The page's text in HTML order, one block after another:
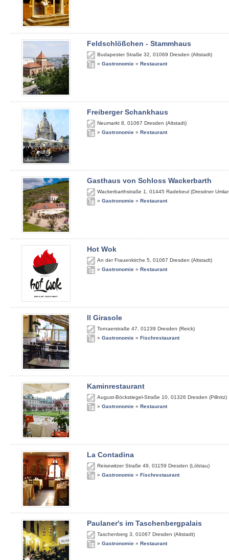
Feldschlößchen - Stammhaus
Budapester Straße 32 01069 Dresden (Altstadt)
» Gastronomie » Restaurant
Freiberger Schankhaus
Neumarkt 8 01067 Dresden (Altstadt)
» Gastronomie » Restaurant
Gasthaus von Schloss Wackerbarth
Wackerbarthstraße 1 01445 Radebeul (Dresdner
» Gastronomie » Restaurant
Hot Wok
An der Frauenkirche 5 01067 Dresden (Altstadt)
» Gastronomie » Restaurant
Il Girasole
Tornaerstraße 47 01239 Dresden (Reick)
» Gastronomie » Fischrestaurant
Kaminrestaurant
August-Böckstiegel-Straße 10 01326 Dresden (Pillnitz)
» Gastronomie » Restaurant
La Contadina
Reisewitzer Straße 49 01159 Dresden (Löbtau)
» Gastronomie » Fischrestaurant
Paulaner's im Taschenbergpalais
Taschenberg 3 01067 Dresden (Altstadt)
» Gastronomie » Restaurant